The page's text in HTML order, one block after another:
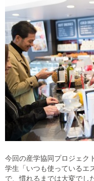
今回の産学協同プロジェク
学生「いつも使っているエ
で、慣れるまでは大変でし